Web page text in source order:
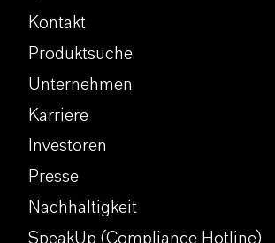
Kontakt
Produktsuche
Unternehmen
Karriere
Investoren
Presse
Nachhaltigkeit
SpeakUp (Compliance Hotline)